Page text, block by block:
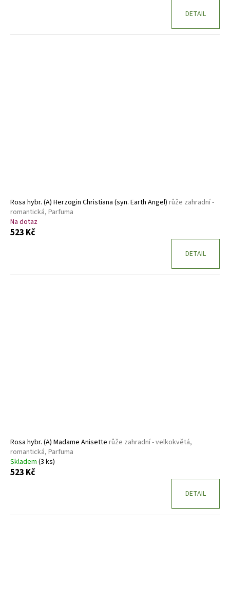
DETAIL
Rosa hybr. (A) Herzogin Christiana (syn. Earth Angel) růže zahradní -
romantická, Parfuma
Na dotaz
523 Kč
DETAIL
Rosa hybr. (A) Madame Anisette růže zahradní - velkokvětá,
romantická, Parfuma
Skladem (3 ks)
523 Kč
DETAIL